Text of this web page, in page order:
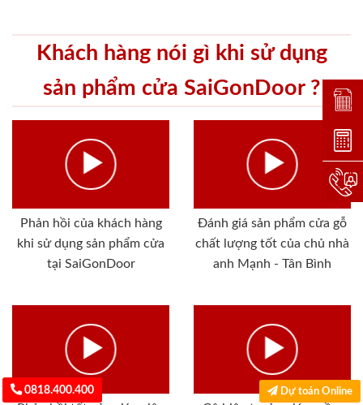
Khách hàng nói gì khi sử dụng
sản phẩm cửa SaiGonDoor ?
Phản hồi của khách hàng
khi sử dụng sản phẩm cửa
tại SaiGonDoor
Đánh giá sản phẩm cửa gỗ
chất lượng tốt của chủ nhà
anh Mạnh - Tân Bình
0818.400.400 Dự toán Online
Đặt
Dự